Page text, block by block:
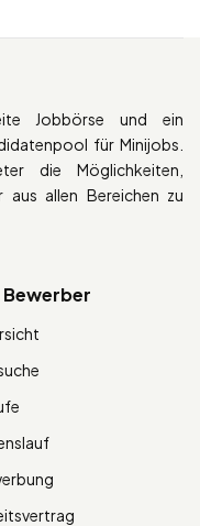
Jobbörse und ein
für Minijobs.
die Möglichkeiten,
aus allen Bereichen zu
Bewerber